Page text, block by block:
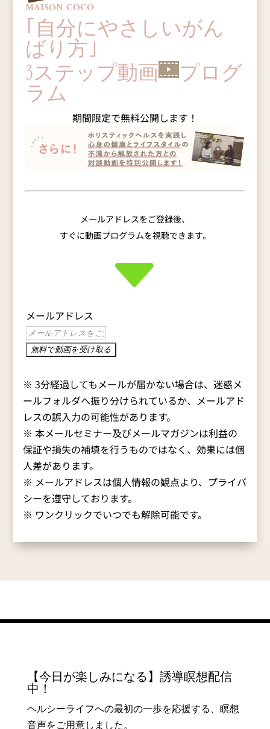
MAISON COCO
｢自分にやさしいがん
ばり方｣
3ステップ動画
プログ
ラム
期間限定で無料公開します！
メールアドレスをご登録後、
すぐに動画プログラムを視聴できます。
メールアドレス
※ 3分経過してもメールが届かない場合は、迷惑メ
ールフォルダへ振り分けられているか、メールアド
レスの誤入力の可能性があります。
※ 本メールセミナー及びメールマガジンは利益の
保証や損失の補填を行うものではなく、効果には個
人差があります。
※ メールアドレスは個人情報の観点より、プライバ
シーを遵守しております。
※ ワンクリックでいつでも解除可能です。
【今日が楽しみになる】誘導瞑想配信
中！
ヘルシーライフへの最初の一歩を応援する、瞑想
音声をご用意しました。